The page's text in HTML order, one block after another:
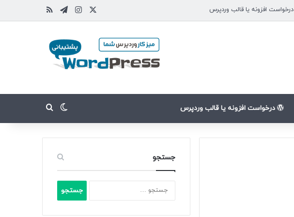
درخواست افزونه یا قالب وردپرس
درخواست افزونه یا قالب وردپرس
جستجو